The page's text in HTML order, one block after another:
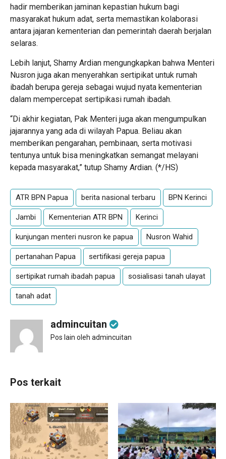
hadir memberikan jaminan kepastian hukum bagi
masyarakat hukum adat, serta memastikan kolaborasi
antara jajaran kementerian dan pemerintah daerah berjalan
selaras.
Lebih lanjut, Shamy Ardian mengungkapkan bahwa Menteri
Nusron juga akan menyerahkan sertipikat untuk rumah
ibadah berupa gereja sebagai wujud nyata kementerian
dalam mempercepat sertipikasi rumah ibadah.
“Di akhir kegiatan, Pak Menteri juga akan mengumpulkan
jajarannya yang ada di wilayah Papua. Beliau akan
memberikan pengarahan, pembinaan, serta motivasi
tentunya untuk bisa meningkatkan semangat melayani
kepada masyarakat,” tutup Shamy Ardian. (*/HS)
ATR BPN Papua berita nasional terbaru BPN Kerinci
Jambi Kementerian ATR BPN Kerinci
kunjungan menteri nusron ke papua Nusron Wahid
pertanahan Papua sertifikasi gereja papua
sertipikat rumah ibadah papua sosialisasi tanah ulayat
tanah adat
admincuitan
Pos lain oleh admincuitan
Pos terkait